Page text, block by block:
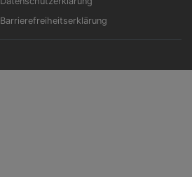
Barrierefreiheitserklärung